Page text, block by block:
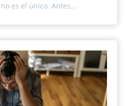
es el único. Antes...